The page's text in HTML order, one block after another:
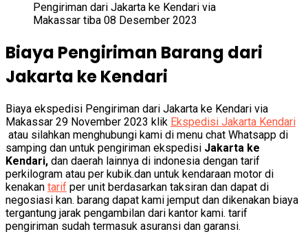
Pengiriman dari Jakarta ke Kendari via
Makassar tiba 08 Desember 2023
Biaya Pengiriman Barang dari
Jakarta ke Kendari
Biaya ekspedisi Pengiriman dari Jakarta ke Kendari via
Makassar 29 November 2023 klik Ekspedisi Jakarta Kendari
atau silahkan menghubungi kami di menu chat Whatsapp di
samping dan untuk pengiriman ekspedisi Jakarta ke
Kendari, dan daerah lainnya di indonesia dengan tarif
perkilogram atau per kubik.dan untuk kendaraan motor di
kenakan tarif per unit berdasarkan taksiran dan dapat di
negosiasi kan. barang dapat kami jemput dan dikenakan biaya
tergantung jarak pengambilan dari kantor kami. tarif
pengiriman sudah termasuk asuransi dan garansi.